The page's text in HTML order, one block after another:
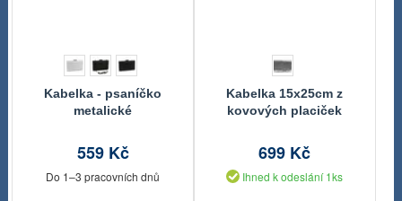
Kabelka - psaníčko
metalické
559 Kč
Do 1–3 pracovních dnů
Kabelka 15x25cm z
kovových placiček
699 Kč
Ihned k odeslání 1ks